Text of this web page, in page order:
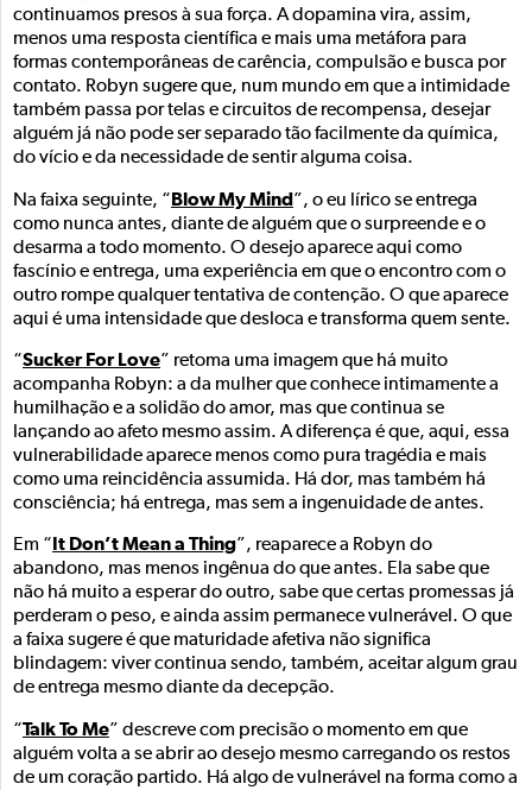
continuamos presos à sua força. A dopamina vira, assim,
menos uma resposta científica e mais uma metáfora para
formas contemporâneas de carência, compulsão e busca por
contato. Robyn sugere que, num mundo em que a intimidade
também passa por telas e circuitos de recompensa, desejar
alguém já não pode ser separado tão facilmente da química,
do vício e da necessidade de sentir alguma coisa.
Na faixa seguinte, “ Blow My Mind ”, o eu lírico se entrega
como nunca antes, diante de alguém que o surpreende e o
desarma a todo momento. O desejo aparece aqui como
fascínio e entrega, uma experiência em que o encontro com o
outro rompe qualquer tentativa de contenção. O que aparece
aqui é uma intensidade que desloca e transforma quem sente.
“Sucker For Love” retoma uma imagem que há muito
acompanha Robyn: a da mulher que conhece intimamente a
humilhação e a solidão do amor, mas que continua se
lançando ao afeto mesmo assim. A diferença é que, aqui, essa
vulnerabilidade aparece menos como pura tragédia e mais
como uma reincidência assumida. Há dor, mas também há
consciência; há entrega, mas sem a ingenuidade de antes.
Em “ It Don’t Mean a Thing”, reaparece a Robyn do
abandono, mas menos ingênua do que antes. Ela sabe que
não há muito a esperar do outro, sabe que certas promessas já
perderam o peso, e ainda assim permanece vulnerável. O que
a faixa sugere é que maturidade afetiva não significa
blindagem: viver continua sendo, também, aceitar algum grau
de entrega mesmo diante da decepção.
“Talk To Me” descreve com precisão o momento em que
alguém volta a se abrir ao desejo mesmo carregando os restos
de um coração partido. Há algo de vulnerável na forma como a